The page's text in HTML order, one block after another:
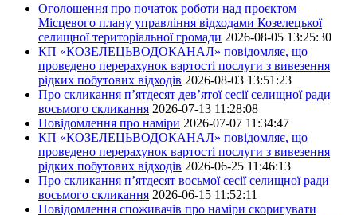
Оголошення про початок роботи над проєктом
Місцевого плану управління відходами Козелецької
селищної територіальної громади 2026-08-05 13:25:30
КП «КОЗЕЛЕЦЬВОДОКАНАЛ» повідомляє, що
проведено перерахунок вартості послуги з вивезення
рідких побутових відходів 2026-08-03 13:51:23
Про скликання п’ятдесят дев’ятої сесії селищної ради
восьмого скликання 2026-07-13 11:28:08
Повідомлення про наміри 2026-07-07 11:34:47
КП «КОЗЕЛЕЦЬВОДОКАНАЛ» повідомляє, що
проведено перерахунок вартості послуги з вивезення
рідких побутових відходів 2026-06-25 11:46:13
Про скликання п’ятдесят восьмої сесії селищної ради
восьмого скликання 2026-06-15 11:52:11
Повідомлення споживачів про наміри скоригувати